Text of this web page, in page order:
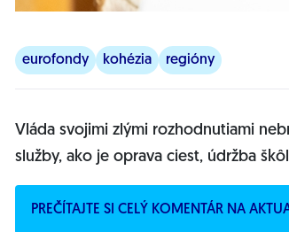
eurofondy kohézia regióny
Vláda svojimi zlými rozhodnutiami
služby, ako je oprava ciest, údržba
PREČÍTAJTE SI CELÝ KOMENTÁR NA